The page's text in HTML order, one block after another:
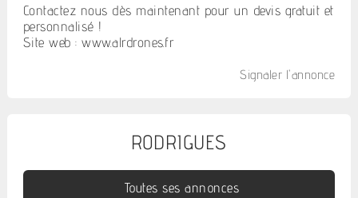
Contactez nous dès maintenant pour un devis gratuit et
personnalisé !
Site web : www.alrdrones.fr
Signaler l'annonce
RODRIGUES
Toutes ses annonces